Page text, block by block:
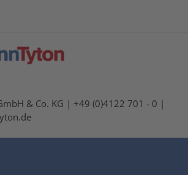
& Co. KG | +49 (0)4122 701 - 0 |